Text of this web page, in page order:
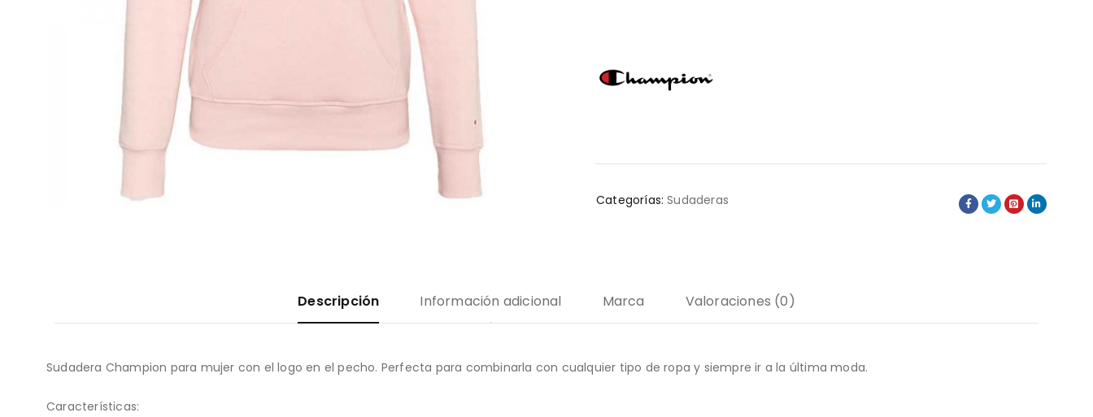
Categorías: Sudaderas
Descripción Información adicional Marca Valoraciones (0)
Sudadera Champion para mujer con el logo en el pecho. Perfecta para combinarla con cualquier tipo de ropa y siempre ir a la última moda.
Características: